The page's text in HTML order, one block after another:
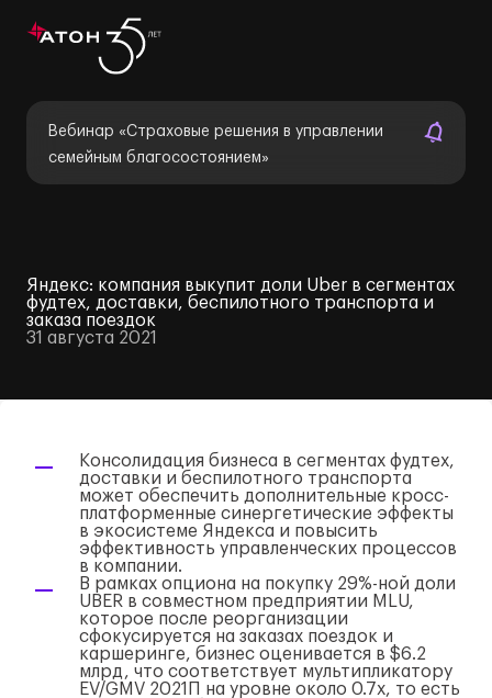
Вебинар «Страховые решения в управлении
семейным благосостоянием»
Яндекс: компания выкупит доли Uber в сегментах
фудтех, доставки, беспилотного транспорта и
заказа поездок
31 августа 2021
Консолидация бизнеса в сегментах фудтех,
доставки и беспилотного транспорта
может обеспечить дополнительные кросс-
платформенные синергетические эффекты
в экосистеме Яндекса и повысить
эффективность управленческих процессов
в компании.
В рамках опциона на покупку 29%-ной доли
UBER в совместном предприятии MLU,
которое после реорганизации
сфокусируется на заказах поездок и
каршеринге, бизнес оценивается в $6.2
млрд, что соответствует мультипликатору
EV/GMV 2021П на уровне около 0.7x, то есть